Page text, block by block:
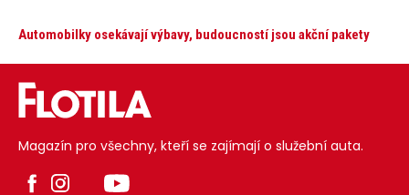
Automobilky osekávají výbavy, budoucností jsou akční pakety
Magazín pro všechny, kteří se zajímají o služební auta.